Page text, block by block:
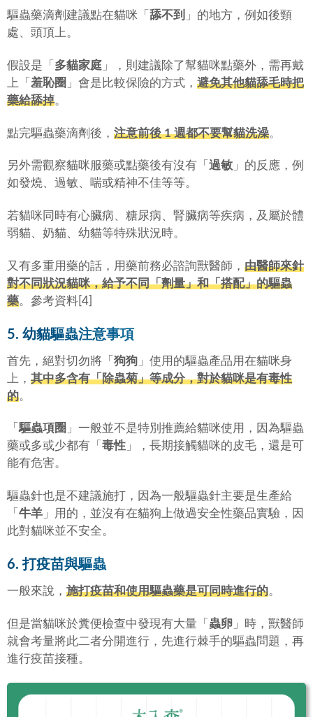
驅蟲藥滴劑建議點在貓咪「 舔不到 」的地方，例如後頸
處、頭頂上。
假設是「 多貓家庭 」，則建議除了幫貓咪點藥外，需再戴
上「 羞恥圈 」會是比較保險的方式， 避免其他貓舔毛時把
藥給舔掉。
點完驅蟲藥滴劑後， 注意前後 1 週都不要幫貓洗澡。
另外需觀察貓咪服藥或點藥後有沒有「 過敏 」的反應，例
如發燒、過敏、喘或精神不佳等等。
若貓咪同時有心臟病、糖尿病、腎臟病等疾病，及屬於體
弱貓、奶貓、幼貓等特殊狀況時。
又有多重用藥的話，用藥前務必諮詢獸醫師， 由醫師來針
對不同狀況貓咪，給予不同「劑量」和「搭配」的驅蟲
藥。參考資料[4]
5. 幼貓驅蟲注意事項
首先，絕對切勿將「 狗狗 」使用的驅蟲產品用在貓咪身
上， 其中多含有「除蟲菊」等成分，對於貓咪是有毒性
的。
「驅蟲項圈 」一般並不是特別推薦給貓咪使用，因為驅蟲
藥或多或少都有「 毒性 」，長期接觸貓咪的皮毛，還是可
能有危害。
驅蟲針也是不建議施打，因為一般驅蟲針主要是生產給
「 牛羊 」用的，並沒有在貓狗上做過安全性藥品實驗，因
此對貓咪並不安全。
6. 打疫苗與驅蟲
一般來說， 施打疫苗和使用驅蟲藥是可同時進行的。
但是當貓咪於糞便檢查中發現有大量「 蟲卵 」時，獸醫師
就會考量將此二者分開進行，先進行棘手的驅蟲問題，再
進行疫苗接種。